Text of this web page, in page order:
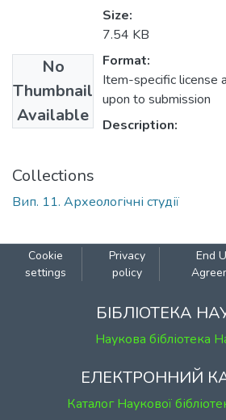
No
Thumbnail
Available
Size:
7.54 KB
Format:
Item-specific license
upon to submission
Description:
Collections
Вип. 11. Археологічні студії
Cookie
settings
Privacy
policy
End
БІБЛІОТЕКА
Наукова бібліотека
ЕЛЕКТРОННИЙ
Каталог Наукової